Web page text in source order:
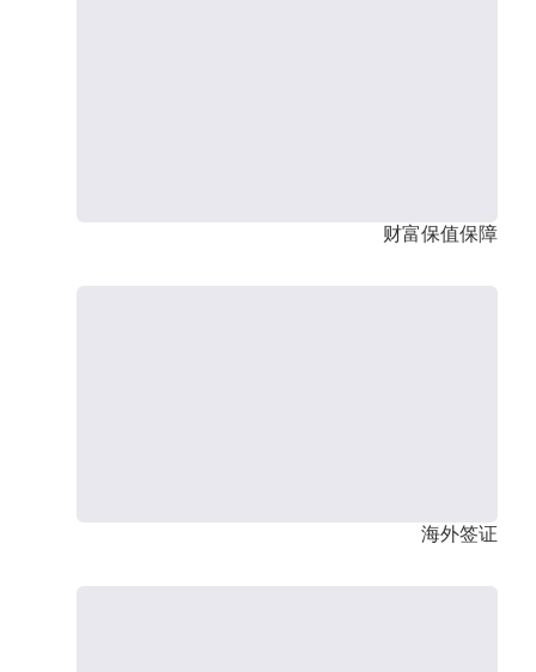
财富保值保障
海外签证